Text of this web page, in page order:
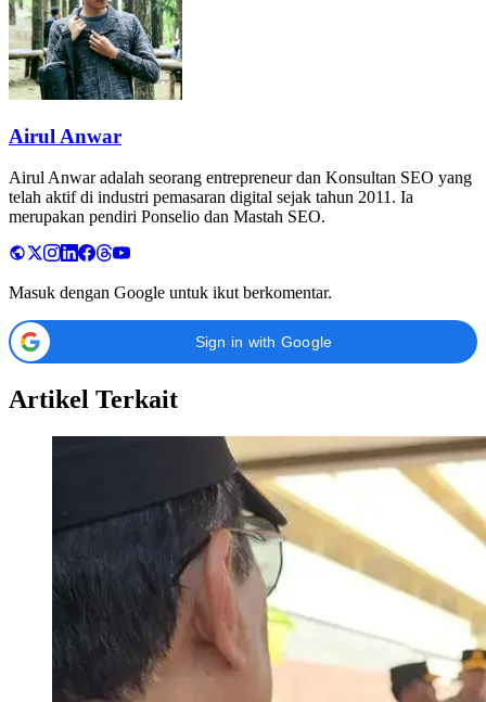
Airul Anwar
Airul Anwar adalah seorang entrepreneur dan Konsultan SEO yang
telah aktif di industri pemasaran digital sejak tahun 2011. Ia
merupakan pendiri Ponselio dan Mastah SEO.
Masuk dengan Google untuk ikut berkomentar.
Sign in with Google
Artikel Terkait